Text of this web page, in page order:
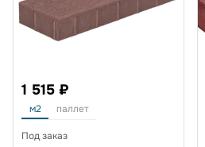
1 515 ₽
м2 паллет
Под заказ